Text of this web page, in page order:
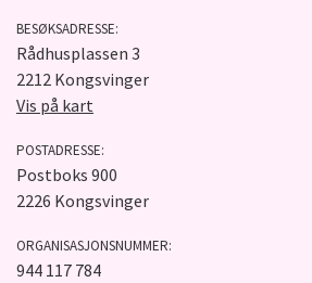
BESØKSADRESSE:
Rådhusplassen 3
2212 Kongsvinger
Vis på kart
POSTADRESSE:
Postboks 900
2226 Kongsvinger
ORGANISASJONSNUMMER:
944 117 784